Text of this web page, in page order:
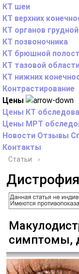
КТ шеи
КТ верхних
КТ органов
КТ позвоночника
КТ брюшной
КТ тазовой
КТ нижних
Контрастирование
Цены
Цены КТ
Цены МРТ
Новости Отзывы
Контакты
Статьи ›
симптомы,